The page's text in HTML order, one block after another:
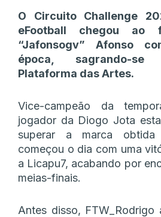
O Circuito Challenge
eFootball chegou ao
“Jafonsogv” Afonso
época, sagrando-
Plataforma das Artes.
Vice-campeão da
jogador da Diogo Jota
superar a marca obtida
começou o dia com uma
a Licapu7, acabando por
meias-finais.
Antes disso, FTW_Rodrigo